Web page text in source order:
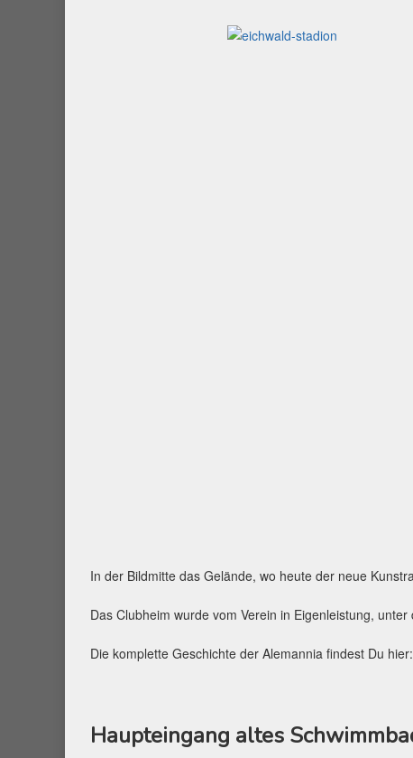
In der Bildmitte das Gelände, wo heute der neue
Das Clubheim wurde vom Verein in Eigenleistung,
Die komplette Geschichte der Alemannia findest Du hier:
Haupteingang altes